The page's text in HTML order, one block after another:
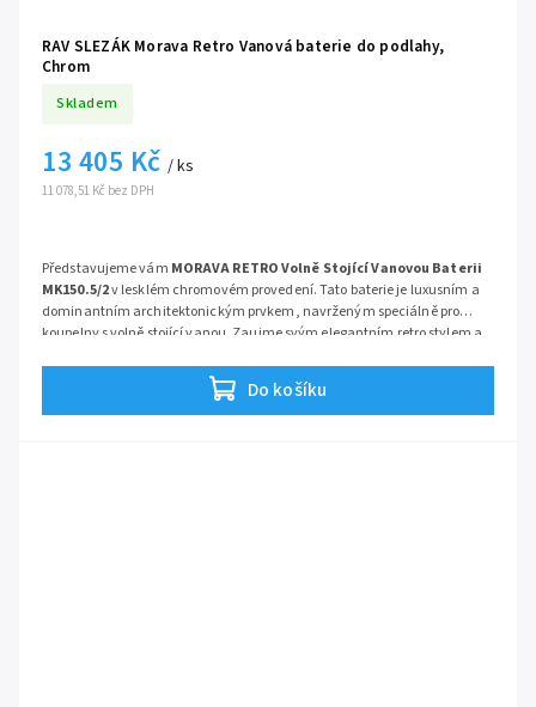
RAV SLEZÁK Morava Retro Vanová baterie do podlahy,
Chrom
Skladem
11 078,51 Kč bez DPH
13 405 Kč / ks
Do košíku
Představujeme vám MORAVA RETRO Volně Stojící Vanovou Baterii
MK150.5/2v lesklém chromovém provedení. Tato baterie je luxusním a
dominantním architektonickým prvkem, navrženým speciálně pro
koupelny s volně stojící vanou. Zaujme svým elegantním retro stylem a
Série:RetroChrom